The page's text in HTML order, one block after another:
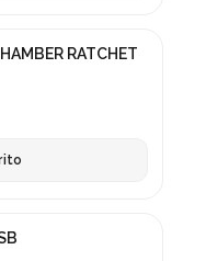
RATCHET